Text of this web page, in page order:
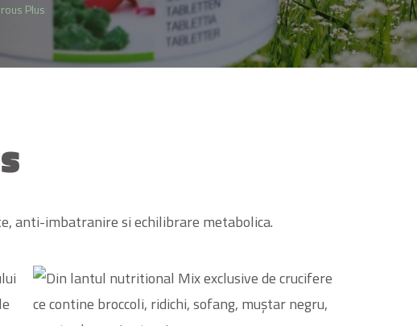
Plus
anti-imbatranire si echilibrare metabolica.